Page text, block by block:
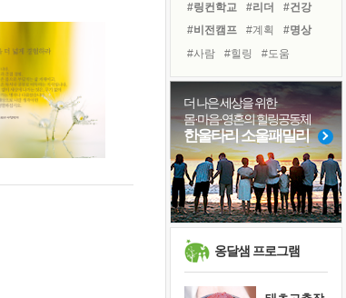
졸업식 사진을 보며
아픈 아버지를 위한 공간 설계
극심한 변비, 어깨결림, 수면 장애
보고 싶은 어머니
유년 시절의 부산 영도 바다
못된 꼰대들
거울 속의 나
희망이란
'모른다'는 것
#링컨학교 #리더
#건강
#비전캠프
#계획
#명상
#사람
#힐링
#도움
#희망
#선택
#면역력
#경험
#삶
#위기
#바이러스
#친구
#독서
#나눔
#독서캠프 #극복
더 나은 세상을 위한
몸·마음·영혼의 힐링공동체
한울타리 소울패밀리
옹달샘 프로그램